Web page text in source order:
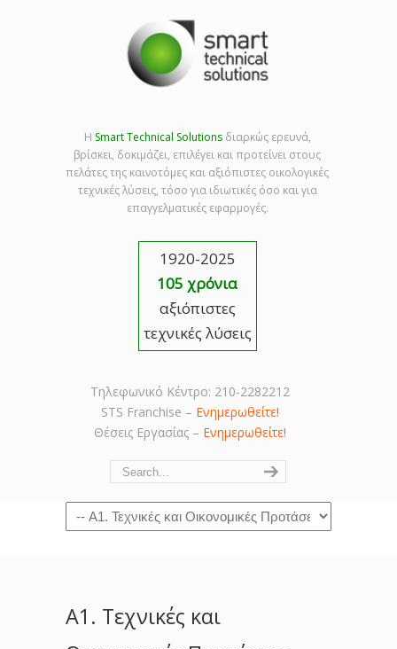
Η Smart Technical Solutionsδιαρκώς ερευνά,
βρίσκει, δοκιμάζει, επιλέγει και προτείνει στους
πελάτες της καινοτόμες και αξιόπιστες οικολογικές
τεχνικές λύσεις, τόσο για ιδιωτικές όσο και για
επαγγελματικές εφαρμογές.
1920-2025
105 χρόνια
αξιόπιστες
τεχνικές λύσεις
Τηλεφωνικό Κέντρο: 210-2282212
STS Franchise – Ενημερωθείτε!
Θέσεις Εργασίας – Ενημερωθείτε!
Navigation
Α1. Τεχνικές και